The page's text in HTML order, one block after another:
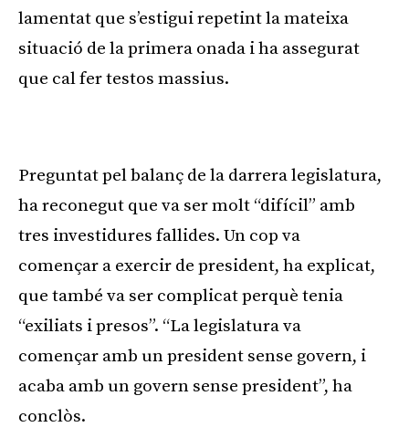
lamentat que s’estigui repetint la mateixa
situació de la primera onada i ha assegurat
que cal fer testos massius.
Preguntat pel balanç de la darrera legislatura,
ha reconegut que va ser molt “difícil” amb
tres investidures fallides. Un cop va
començar a exercir de president, ha explicat,
que també va ser complicat perquè tenia
“exiliats i presos”. “La legislatura va
començar amb un president sense govern, i
acaba amb un govern sense president”, ha
conclòs.